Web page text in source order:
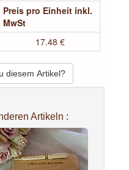
Preis pro Einheit inkl.
MwSt
17.48 €
diesem Artikel?
Artikeln :